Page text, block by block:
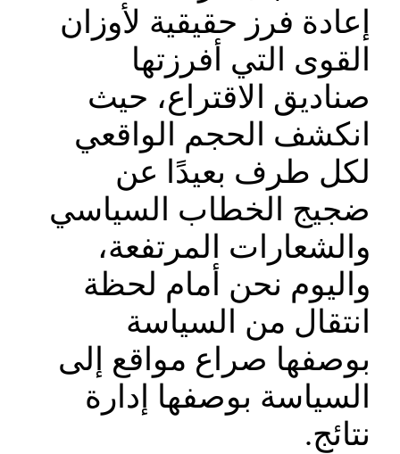
إعادة فرز حقيقية لأوزان
القوى التي أفرزتها
صناديق الاقتراع، حيث
انكشف الحجم الواقعي
لكل طرف بعيدًا عن
ضجيج الخطاب السياسي
والشعارات المرتفعة،
واليوم نحن أمام لحظة
انتقال من السياسة
بوصفها صراع مواقع إلى
السياسة بوصفها إدارة
نتائج.